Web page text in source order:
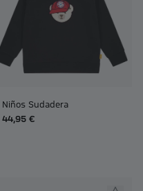
Niños Sudadera
44,95 €